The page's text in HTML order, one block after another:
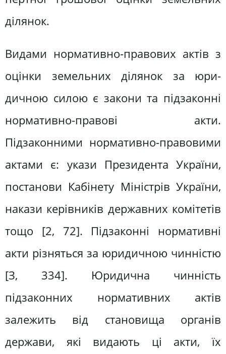
ділянок.
Видами нормативно-правових ак­тів з
оцінки земельних ділянок за юри­
дичною силою є закони та підзаконні
нормативно-правові акти.
Підзаконними нормативно-правовими
актами є: укази Президента України,
постано­ви Кабінету Міністрів України,
накази керівників державних комітетів
тощо [2, 72]. Підзаконні нормативні
акти різняться за юридичною чинністю
[З, 334]. Юридична чинність
підзаконних нормативних актів
залежить від ста­новища органів
держави, які видають ці акти, їх